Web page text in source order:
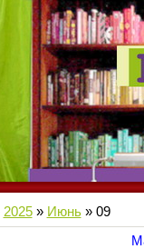
2025 » Июнь » 09